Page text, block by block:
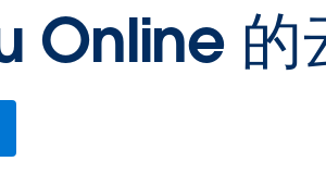
Online 的